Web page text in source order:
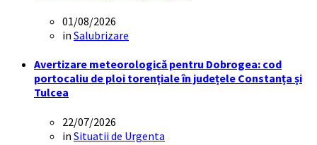
01/08/2026
in Salubrizare
Avertizare meteorologică pentru Dobrogea: cod
portocaliu de ploi torențiale în județele Constanța și
Tulcea
22/07/2026
in Situatii de Urgenta